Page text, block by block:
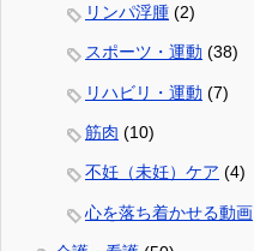
リンパ浮腫 (2)
スポーツ・運動 (38)
リハビリ・運動 (7)
筋肉 (10)
不妊（未妊）ケア (4)
心を落ち着かせる動画